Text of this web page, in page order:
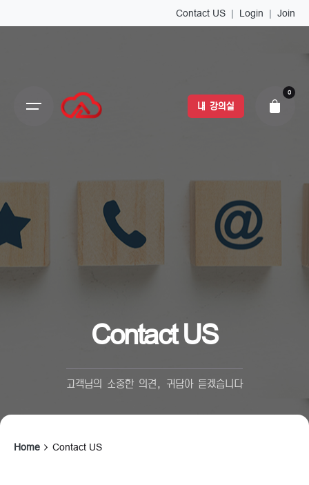
Join
|
Login
|
Contact US
내 강의실
0
Contact US
고객님의 소중한 의견, 귀담아 듣겠습니다
Home Contact US